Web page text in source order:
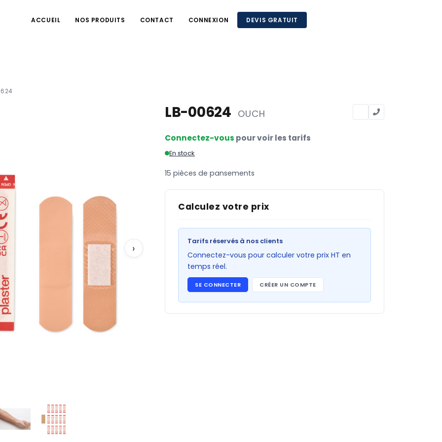
ACCUEIL NOS PRODUITS CONTACT CONNEXION DEVIS GRATUIT
›
LB-00624 OUCH
Connectez-vous pour voir les tarifs
En stock
15 pièces de pansements
Calculez votre prix
Tarifs réservés à nos clients
Connectez-vous pour calculer votre prix HT en
temps réel.
SE CONNECTER CRÉER UN COMPTE